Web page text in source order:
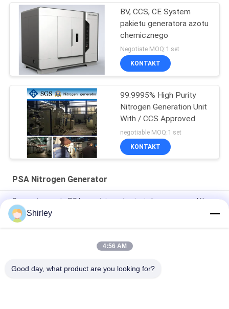
BV, CCS, CE System
pakietu generatora azotu
chemicznego
Negotiate MOQ:1 set
KONTAKT
99.9995% High Purity
Nitrogen Generation Unit
With / CCS Approved
negotiable MOQ:1 set
KONTAKT
PSA Nitrogen Generator
Generator azotu PSA na miejscu do cięcia laserowego włókna
o czystości 99,99% i oszczędności 90% kosztów
Inteligentna przenośna instalacja gazowa PSA z azotem
Shirley
4:56 AM
Good day, what product are you looking for?